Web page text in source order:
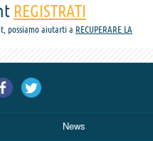
REGISTRATI
possiamo aiutarti a RECUPERARE LA
News